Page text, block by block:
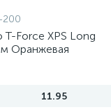
200
T-Force XPS Long
Оранжевая
11.95